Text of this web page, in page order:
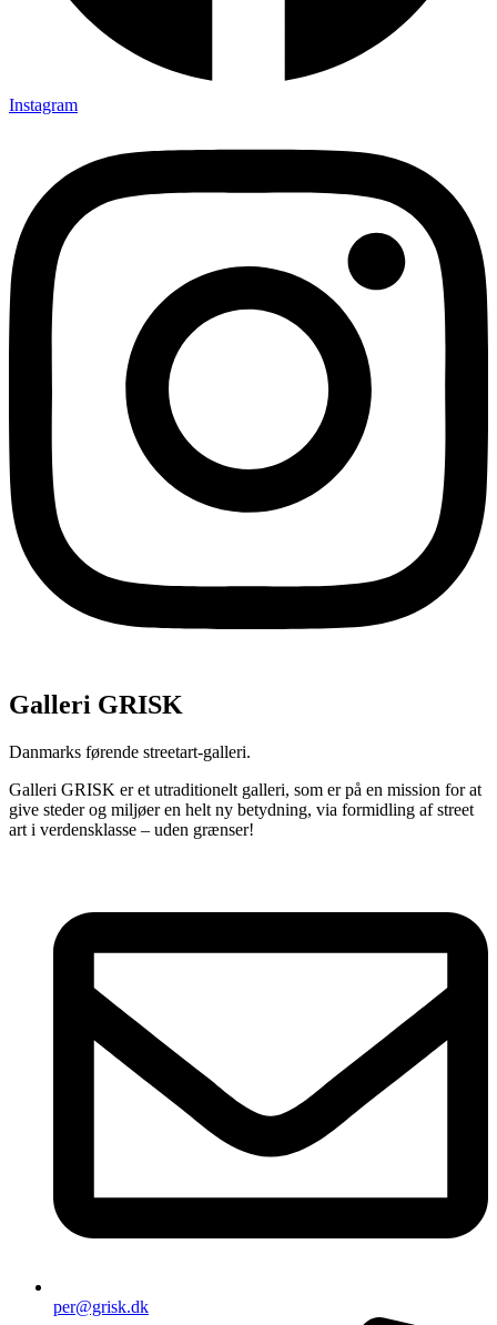
Instagram
Galleri GRISK
Danmarks førende streetart-galleri.
Galleri GRISK er et utraditionelt galleri, som er på en mission for at
give steder og miljøer en helt ny betydning, via formidling af street
art i verdensklasse – uden grænser!
per@grisk.dk